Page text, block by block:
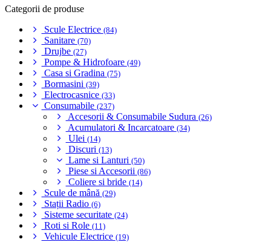
Categorii de produse
Scule Electrice (84)
Sanitare (70)
Drujbe (27)
Pompe & Hidrofoare (49)
Casa si Gradina (75)
Bormasini (39)
Electrocasnice (33)
Consumabile (237)
Accesorii & Consumabile Sudura (26)
Acumulatori & Incarcatoare (34)
Ulei (14)
Discuri (13)
Lame si Lanturi (50)
Piese si Accesorii (86)
Coliere si bride (14)
Scule de mână (29)
Stații Radio (6)
Sisteme securitate (24)
Roti si Role (11)
Vehicule Electrice (19)